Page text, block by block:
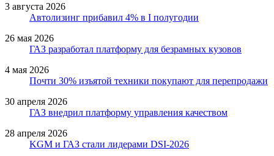
3 августа 2026
Автолизинг прибавил 4% в I полугодии
26 мая 2026
ГАЗ разработал платформу для безрамных кузовов
4 мая 2026
Почти 30% изъятой техники покупают для перепродажи
30 апреля 2026
ГАЗ внедрил платформу управления качеством
28 апреля 2026
KGM и ГАЗ стали лидерами DSI-2026